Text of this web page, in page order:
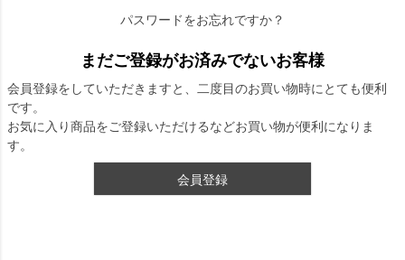
パスワードをお忘れですか？
まだご登録がお済みでないお客様
会員登録をしていただきますと、二度目のお買い物時にとても便利
です。
お気に入り商品をご登録いただけるなどお買い物が便利になりま
す。
会員登録